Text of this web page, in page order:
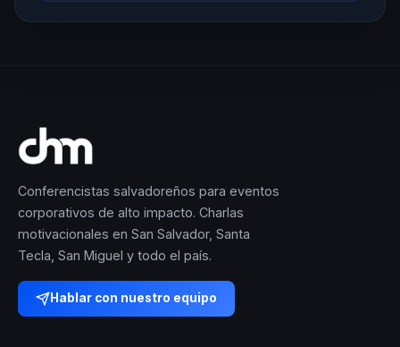
Conferencistas salvadoreños para eventos
corporativos de alto impacto. Charlas
motivacionales en San Salvador, Santa
Tecla, San Miguel y todo el país.
Hablar con nuestro equipo